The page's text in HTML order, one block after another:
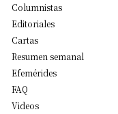
Columnistas
Editoriales
Cartas
Resumen semanal
Efemérides
FAQ
Videos